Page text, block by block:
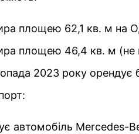
площею 62,1 кв. м на
площею 46,4 кв. м (не
2023 року
автомобіль Mercedes-